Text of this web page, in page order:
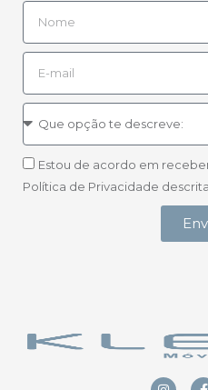
Estou de acordo em
Política de Privacidade descrita